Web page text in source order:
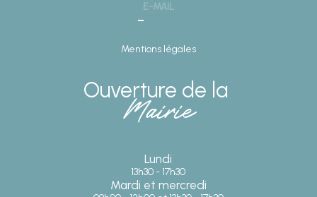
E-MAIL
Mentions légales
Ouverture de la
Mairie
Lundi
13h30 - 17h30
Mardi et mercredi